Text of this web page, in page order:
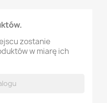
zostanie
w miarę ich